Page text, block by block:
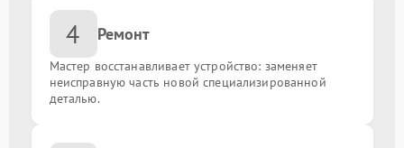
Установка кулера
Ремонт системы управления
Восстановление дорожек
4 Ремонт
Мастер восстанавливает устройство: заменяет
неисправную часть новой специализированной
деталью.